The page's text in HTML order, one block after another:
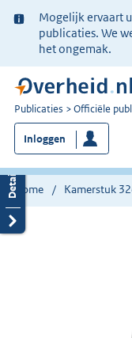
Ter
informatie:
Mogelijk ervaart
publicaties. We
het ongemak.
U
bent
nu
hier:
Publicaties Officiële
Inloggen
Home Kamerstuk